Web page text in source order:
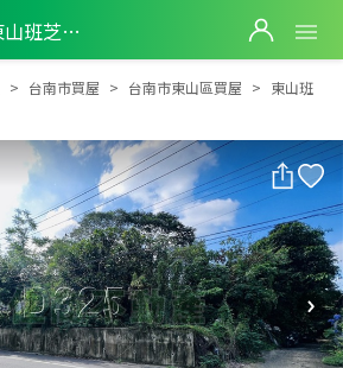
東山班芝花臨路建地
東山班芝花臨路建地
台南市買屋 台南市東山區買屋
東山班